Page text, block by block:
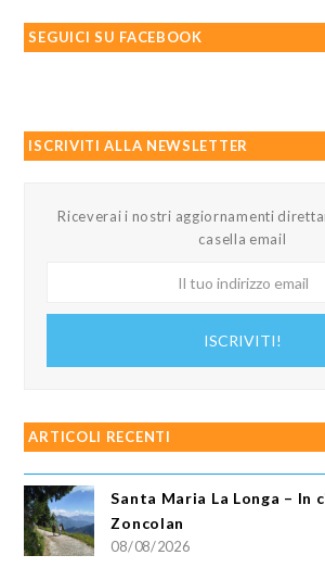
SEGUICI SU FACEBOOK
ISCRIVITI ALLA NEWSLETTER
Riceverai i nostri aggiornamenti
casella email
ISCRIVITI!
ARTICOLI RECENTI
Santa Maria La Longa – In
Zoncolan
08/08/2026